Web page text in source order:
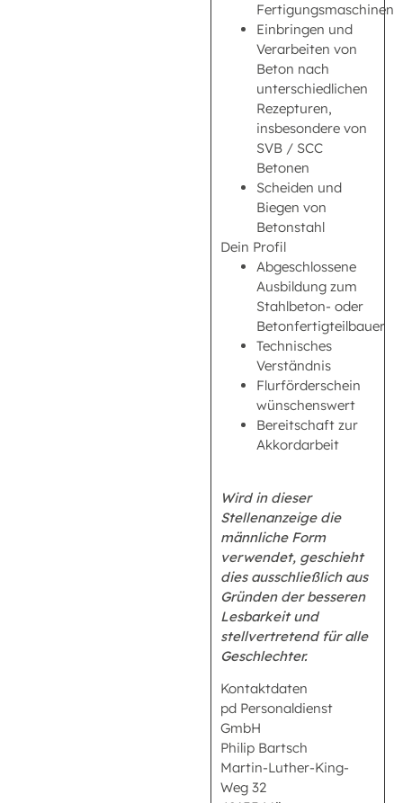
Fertigungsmaschinen
Einbringen und
Verarbeiten von
Beton nach
unterschiedlichen
Rezepturen,
insbesondere von
SVB / SCC
Betonen
Scheiden und
Biegen von
Betonstahl
Dein Profil
Abgeschlossene
Ausbildung zum
Stahlbeton- oder
Betonfertigteilbauer
Technisches
Verständnis
Flurförderschein
wünschenswert
Bereitschaft zur
Akkordarbeit
Wird in dieser
Stellenanzeige die
männliche Form
verwendet, geschieht
dies ausschließlich aus
Gründen der besseren
Lesbarkeit und
stellvertretend für alle
Geschlechter.
Kontaktdaten
pd Personaldienst
GmbH
Philip Bartsch
Martin-Luther-King-
Weg 32